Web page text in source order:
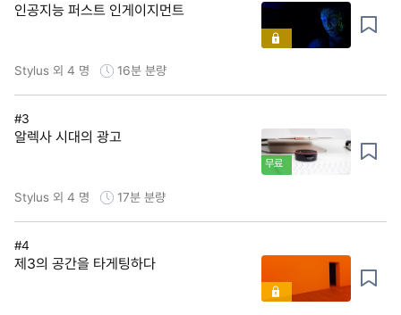
인공지능 퍼스트 인게이지먼트
Stylus 외 4 명 16분 분량
#3
알렉사 시대의 광고
무료
Stylus 외 4 명 17분 분량
#4
제3의 공간을 타게팅하다